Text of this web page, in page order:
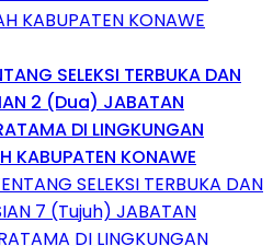
SELEKSI TERBUKA DAN
2 (Dua) JABATAN
DI LINGKUNGAN
KABUPATEN KONAWE